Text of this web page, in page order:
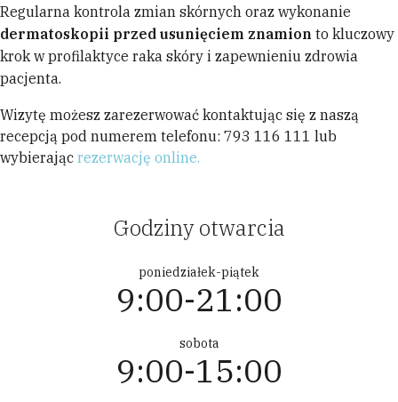
Regularna kontrola zmian skórnych oraz wykonanie
dermatoskopii przed usunięciem znamion to kluczowy
krok w profilaktyce raka skóry i zapewnieniu zdrowia
pacjenta.
Wizytę możesz zarezerwować kontaktując się z naszą
recepcją pod numerem telefonu: 793 116 111 lub
wybierając rezerwację online.
Godziny otwarcia
poniedziałek-piątek
9:00-21:00
sobota
9:00-15:00